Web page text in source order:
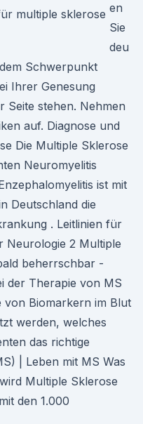
en
Sie
deu
Schwerpunkt
Ihrer Genesung
Seite stehen. Nehmen
auf. Diagnose und
Die Multiple Sklerose
Neuromyelitis
ist mit
Deutschland die
. Leitlinien für
Neurologie 2 Multiple
beherrschbar -
der Therapie von MS
von Biomarkern im Blut
werden, welches
das richtige
| Leben mit MS Was
Multiple Sklerose
den 1.000